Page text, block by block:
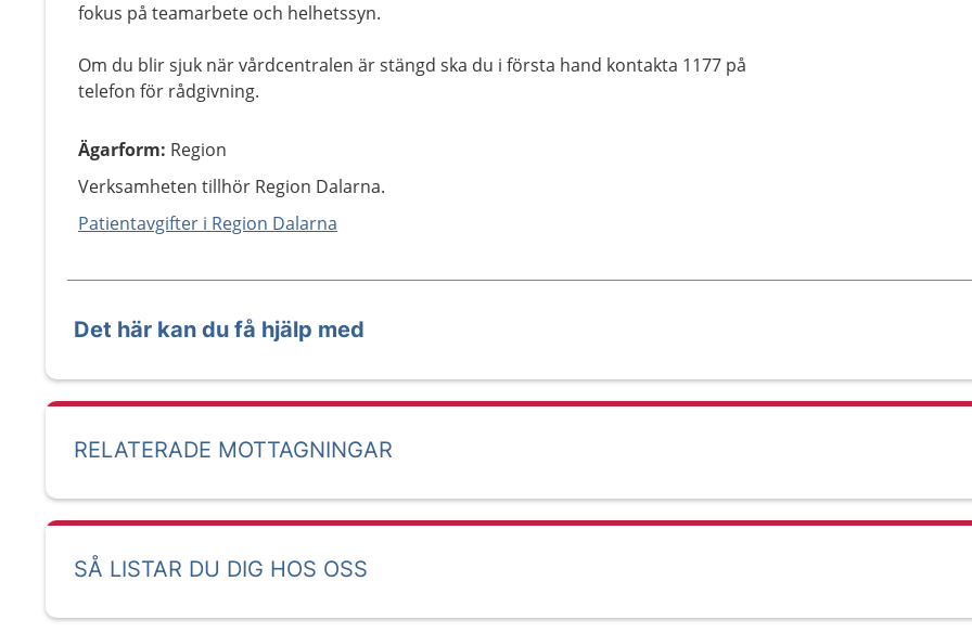
fokus på teamarbete och helhetssyn.
Om du blir sjuk när vårdcentralen är stängd ska du i första hand kontakta 1177 på
telefon för rådgivning.
Ägarform: Region
Verksamheten tillhör Region Dalarna.
Patientavgifter i Region Dalarna
Det här kan du få hjälp med
RELATERADE MOTTAGNINGAR
SÅ LISTAR DU DIG HOS OSS